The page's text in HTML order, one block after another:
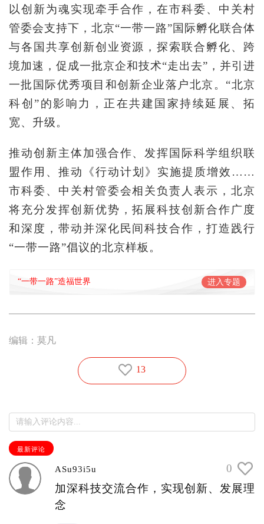
以创新为魂实现牵手合作，在市科委、中关村
管委会支持下，北京“一带一路”国际孵化联合体
与各国共享创新创业资源，探索联合孵化、跨
境加速，促成一批京企和技术“走出去”，并引进
一批国际优秀项目和创新企业落户北京。“北京
科创”的影响力，正在共建国家持续延展、拓
宽、升级。
推动创新主体加强合作、发挥国际科学组织联
盟作用、推动《行动计划》实施提质增效……
市科委、中关村管委会相关负责人表示，北京
将充分发挥创新优势，拓展科技创新合作广度
和深度，带动并深化民间科技合作，打造践行
“一带一路”倡议的北京样板。
“一带一路”造福世界 进入专题
编辑：莫凡
13
最新评论
ASu93i5u
0
加深科技交流合作，实现创新、发展理
念